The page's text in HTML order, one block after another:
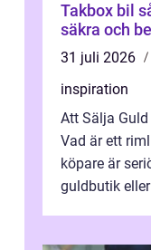
Takbox bil så väljer du rätt takbox för
säkra och
31 juli 2026
inspiration
Att Sälja
Vad är ett
köpare är
guldbutik